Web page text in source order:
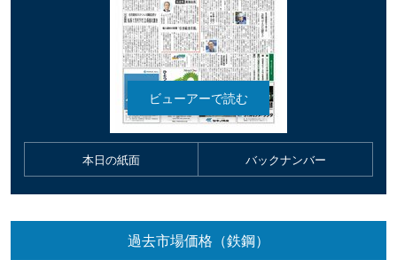
本日の紙面 バックナンバー
過去市場価格（鉄鋼）